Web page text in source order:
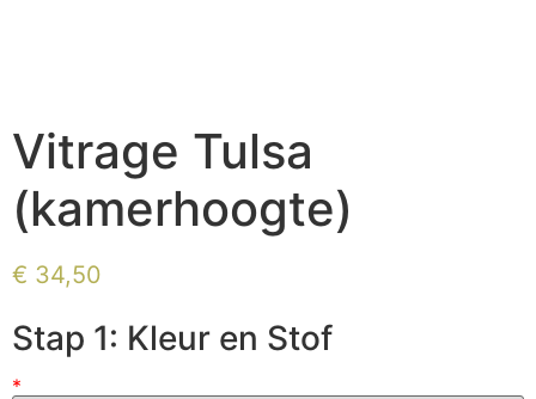
Vitrage Tulsa
(kamerhoogte)
€ 34,50
Stap 1: Kleur en Stof
*